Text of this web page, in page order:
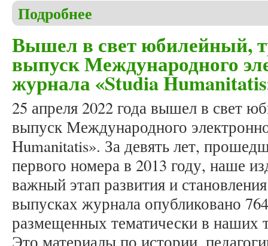
Подробнее
Вышел в свет юбилейный,
выпуск Международного
журнала «Studia
25 апреля 2022 года вышел в свет
выпуск Международного
Humanitatis». За девять лет,
первого номера в 2013 году, наше
важный этап развития и
выпусках журнала опубликовано
размещенных тематически в наших